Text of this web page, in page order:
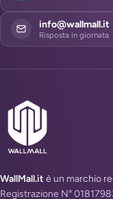
info@wallmall.it
Risposta in giornata
WallMall.it è un marchio
Registrazione N°